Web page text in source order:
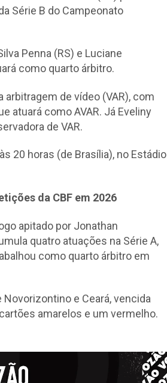
Série B do Campeonato
Penna (RS) e Luciane
como quarto árbitro.
arbitragem de vídeo (VAR), com
atuará como AVAR. Já Eveliny
de VAR.
20 horas (de Brasília), no Estádio
da CBF em 2026
apitado por Jonathan
quatro atuações na Série A,
como quarto árbitro em
e Ceará, vencida
amarelos e um vermelho.